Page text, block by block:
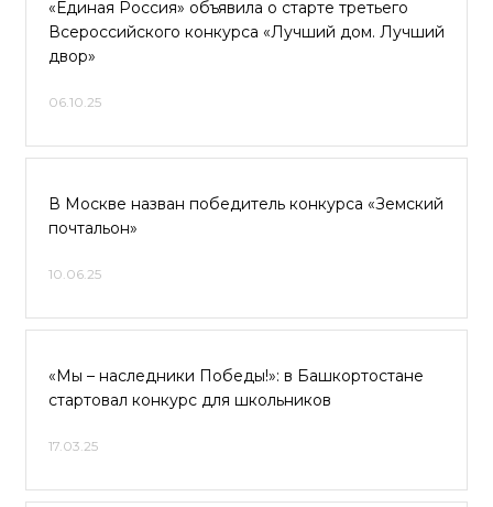
«Единая Россия» объявила о старте третьего
Всероссийского конкурса «Лучший дом. Лучший
двор»
06.10.25
В Москве назван победитель конкурса «Земский
почтальон»
10.06.25
«Мы – наследники Победы!»: в Башкортостане
стартовал конкурс для школьников
17.03.25